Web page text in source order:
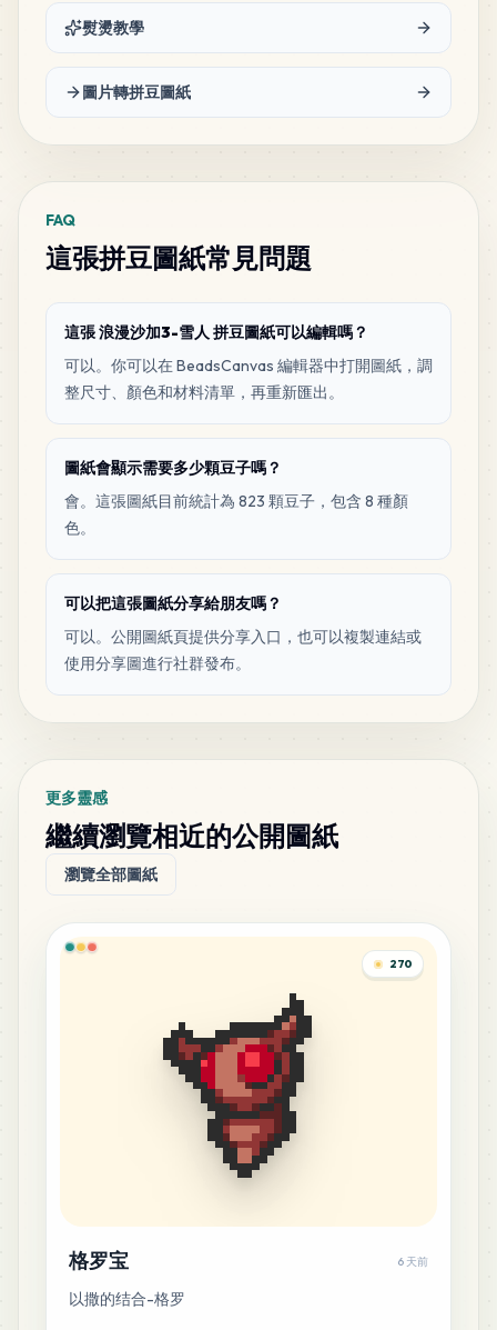
熨燙教學
圖片轉拼豆圖紙
FAQ
這張拼豆圖紙常見問題
這張 浪漫沙加3-雪人 拼豆圖紙可以編輯嗎？
可以。你可以在 BeadsCanvas 編輯器中打開圖紙，調
整尺寸、顏色和材料清單，再重新匯出。
圖紙會顯示需要多少顆豆子嗎？
會。這張圖紙目前統計為 823 顆豆子，包含 8 種顏
色。
可以把這張圖紙分享給朋友嗎？
可以。公開圖紙頁提供分享入口，也可以複製連結或
使用分享圖進行社群發布。
更多靈感
繼續瀏覽相近的公開圖紙
瀏覽全部圖紙
270
格罗宝 6 天前
以撒的结合-格罗